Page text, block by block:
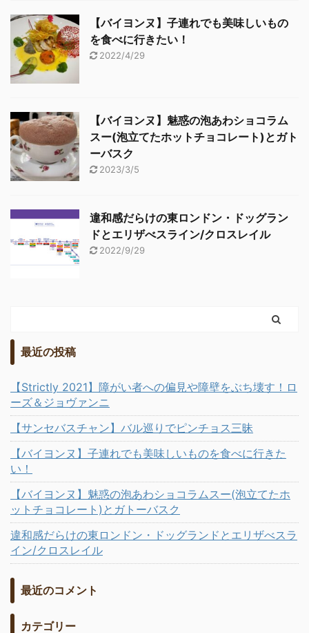
【バイヨンヌ】子連れでも美味しいもの
を食べに行きたい！
2022/4/29
【バイヨンヌ】魅惑の泡あわショコラム
スー(泡立てたホットチョコレート)とガト
ーバスク
2023/3/5
違和感だらけの東ロンドン・ドッグラン
ドとエリザべスライン/クロスレイル
2022/9/29
最近の投稿
【Strictly 2021】障がい者への偏見や障壁をぶち壊す！ロ
ーズ＆ジョヴァンニ
【サンセバスチャン】バル巡りでピンチョス三昧
【バイヨンヌ】子連れでも美味しいものを食べに行きた
い！
【バイヨンヌ】魅惑の泡あわショコラムスー(泡立てたホ
ットチョコレート)とガトーバスク
違和感だらけの東ロンドン・ドッグランドとエリザべスラ
イン/クロスレイル
最近のコメント
カテゴリー